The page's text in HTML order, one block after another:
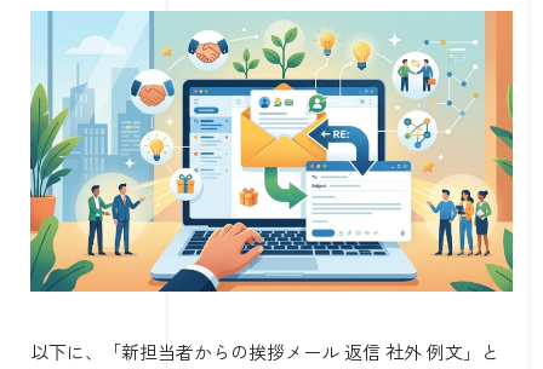
以下に、「新担当者からの挨拶メール 返信 社外 例文」と